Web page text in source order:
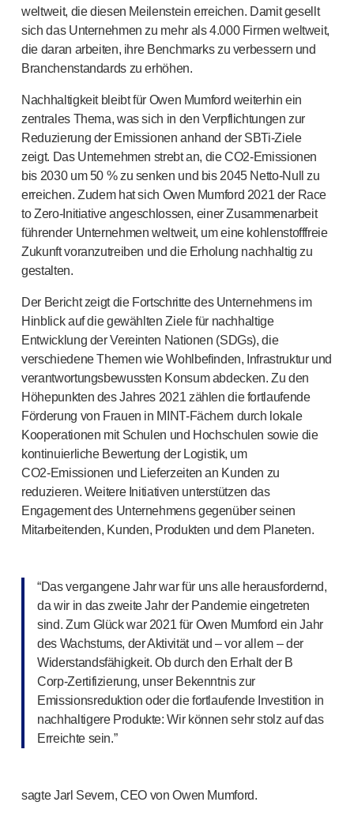
Qualitäts- und Regulierungsservices
tedesign-Services
Nachhaltigkeit
UN Global Compact Sponsorship
Witney-Entwicklung
Innovate UK
Nachrichten
Artikel
Presse
Veranstaltungen
Über uns
Kontakt aufnehmen
weltweit, die diesen Meilenstein erreichen. Damit gesellt
sich das Unternehmen zu mehr als 4.000 Firmen weltweit,
die daran arbeiten, ihre Benchmarks zu verbessern und
Branchenstandards zu erhöhen.
Nachhaltigkeit bleibt für Owen Mumford weiterhin ein
zentrales Thema, was sich in den Verpflichtungen zur
Reduzierung der Emissionen anhand der SBTi-Ziele
zeigt. Das Unternehmen strebt an, dieCO2-Emissionen
bis 2030 um 50 % zu senken und bis 2045 Netto-Null
zu
erreichen. Zudem hat sich Owen Mumford 2021 der Race
toZero-Initiativeangeschlossen, einer Zusammenarbeit
führender Unternehmen weltweit, um eine kohlenstofffreie
Zukunft voranzutreiben und die Erholung nachhaltig zu
gestalten.
Der Bericht zeigt die Fortschritte des Unternehmens im
Hinblick auf die gewählten Ziele für nachhaltige
Entwicklung der Vereinten Nationen (SDGs), die
verschiedene Themen wie Wohlbefinden, Infrastruktur und
verantwortungsbewussten Konsum abdecken. Zu den
Höhepunkten des Jahres 2021 zählen die fortlaufende
Förderung von Frauen in MINT-Fächern durch lokale
Kooperationen mit Schulen und Hochschulen sowie die
kontinuierliche Bewertung der Logistik, um
CO2-Emissionen und Lieferzeiten an Kunden zu
reduzieren. Weitere Initiativen unterstützen das
Engagement des Unternehmens gegenüber seinen
Mitarbeitenden, Kunden, Produkten und dem Planeten.
“Das vergangene Jahr war für uns alle herausfordernd,
da wir in das zweite Jahr der Pandemie eingetreten
sind. Zum Glück war 2021 für Owen Mumford ein Jahr
des Wachstums, der Aktivität und – vor allem – der
Widerstandsfähigkeit. Ob durch den Erhalt der B
Corp-Zertifizierung, unser Bekenntnis zur
Emissionsreduktion oder die fortlaufende Investition in
nachhaltigere Produkte: Wir können sehr stolz auf das
Erreichte sein.”
sagte Jarl Severn, CEO von Owen Mumford.